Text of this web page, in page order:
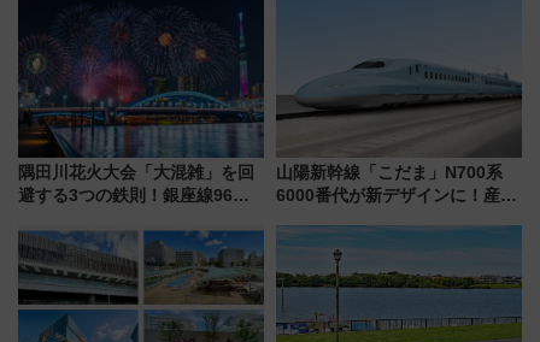
客室」や海鮮丼が人気の朝食ビ
ュッフェを現地レポ
隅田川花火大会「大混雑」を回
避する3つの鉄則！銀座線96本
ツリー駅の規制まとめ 7/25開催
（2026年）
山陽新幹線「こだま」N700系
6000番代が新デザインに！産学
用は今冬から